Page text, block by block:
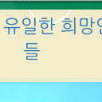
일한 희망
들